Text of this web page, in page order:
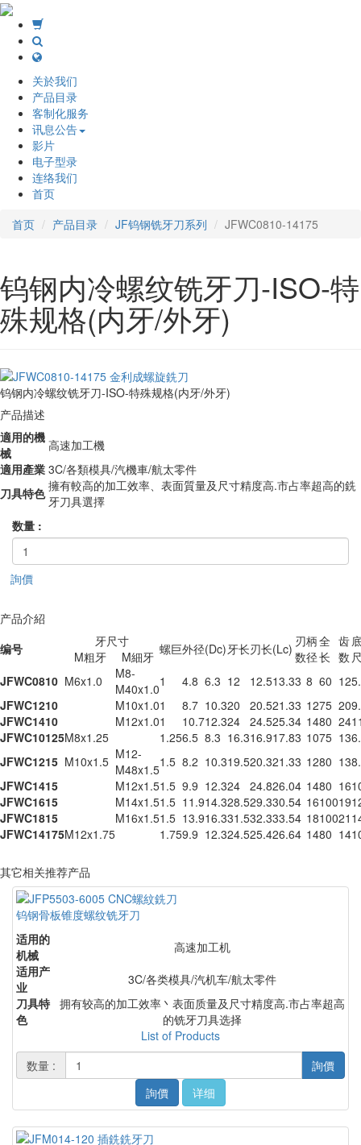
关於我们
产品目录
客制化服务
讯息公告
影片
电子型录
连络我们
首页
首页
产品目录 JF钨钢铣牙刀系列 JFWC0810-14175
钨钢内冷螺纹铣牙刀-ISO-特
殊规格(内牙/外牙)
钨钢内冷螺纹铣牙刀-ISO-特殊规格(内牙/外牙)
产品描述
適用的機
械
高速加工機
適用產業 3C/各類模具/汽機車/航太零件
刀具特色 擁有較高的加工效率、表面質量及尺寸精度高.市占率超高的銑
牙刀具選擇
数量 :
詢價
产品介紹
编号
牙尺寸 螺巨外径(Dc)牙长刃长(Lc) 刃
数
柄
径
全
长
齿
数
M粗牙
M細牙
JFWC0810 M6x1.0
M8-
M40x1.01 4.8 6.3 12 12.513.33 8 60 12
JFWC1210
M10x1.01 8.7 10.320 20.521.33 1275 20
JFWC1410
M12x1.01 10.712.324 24.525.34 1480 24
JFWC10125M8x1.25 1.256.5 8.3 16.316.917.83 1075 13
JFWC1215 M10x1.5 M12-
M48x1.51.5 8.2 10.319.520.321.33 1280 13
JFWC1415
M12x1.51.5 9.9 12.324 24.826.04 1480 16
JFWC1615
M14x1.51.5 11.914.328.529.330.54 1610019
JFWC1815
M16x1.51.5 13.916.331.532.333.54 1810021
JFWC14175M12x1.75 1.759.9 12.324.525.426.64 1480 14
其它相关推荐产品
钨钢骨板锥度螺纹铣牙刀
适用的
机械
高速加工机
适用产
业
3C/各类模具/汽机车/航太零件
刀具特
色
拥有较高的加工效率丶表面质量及尺寸精度高.市占率超高
的铣牙刀具选择
List of Products
数量 :
詢價
詢價
详细